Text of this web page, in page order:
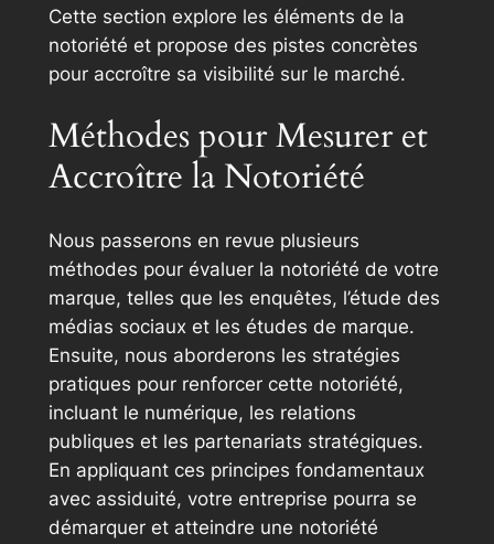
Cette section explore les éléments de la
notoriété et propose des pistes concrètes
pour accroître sa visibilité sur le marché.
Méthodes pour Mesurer et
Accroître la Notoriété
Nous passerons en revue plusieurs
méthodes pour évaluer la notoriété de votre
marque, telles que les enquêtes, l’étude des
médias sociaux et les études de marque.
Ensuite, nous aborderons les stratégies
pratiques pour renforcer cette notoriété,
incluant le numérique, les relations
publiques et les partenariats stratégiques.
En appliquant ces principes fondamentaux
avec assiduité, votre entreprise pourra se
démarquer et atteindre une notoriété